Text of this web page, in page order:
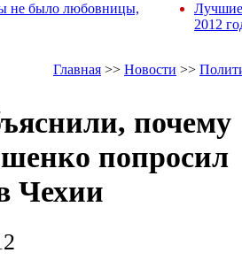
не было любовницы,
Лучшие
2012
Главная >> Новости >>
почему
попросил
Чехии